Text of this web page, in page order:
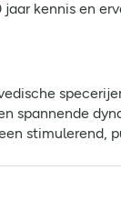
jaar kennis en
spannende
stimulerend,